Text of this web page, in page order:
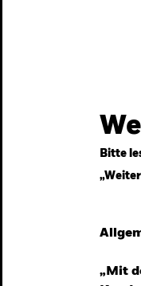
Bitte
„Mit